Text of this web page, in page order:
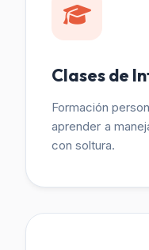
Clases de
Formación
aprender a
con soltura.